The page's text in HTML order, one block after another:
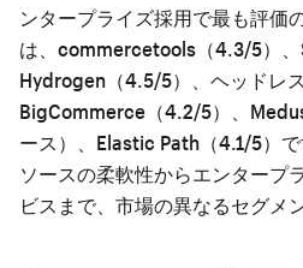
ンタープライズ採用で最も評価
は、commercetools（4.3/5）
Hydrogen（4.5/5）、ヘッドレ
BigCommerce（4.2/5）、
ース）、Elastic Path（4.1/5）
ソースの柔軟性からエンタープ
ビスまで、市場の異なるセグメ